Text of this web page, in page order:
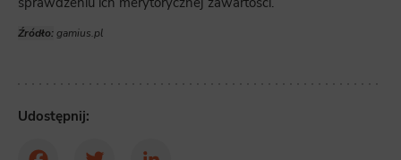
Źródło:gamius.pl
Udostępnij: